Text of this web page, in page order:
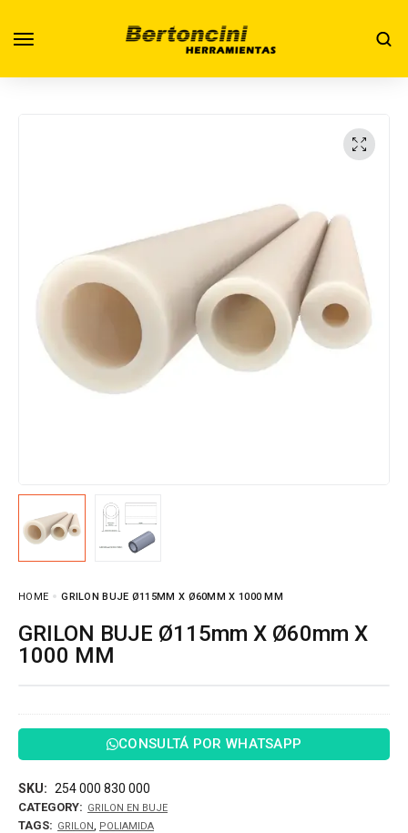
HOME GRILON BUJE Ø115MM X Ø60MM X 1000 MM
GRILON BUJE Ø115mm X Ø60mm X
1000 MM
CONSULTÁ POR WHATSAPP
SKU: 254 000 830 000
CATEGORY: GRILON EN BUJE
TAGS: GRILON POLIAMIDA